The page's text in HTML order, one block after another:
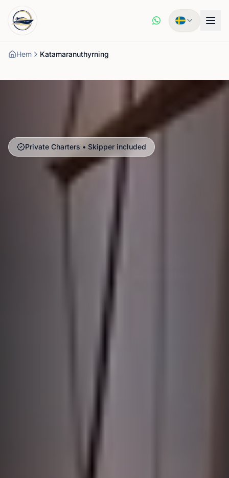
Hem Katamaranuthyrning
Private Charters • Skipper included